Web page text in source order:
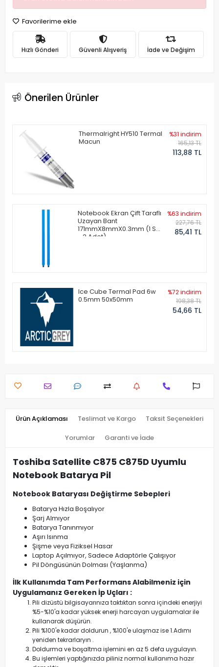
Favorilerime ekle
Hızlı Gönderi Güvenli Alışveriş İade ve Değişim
Önerilen Ürünler
Thermalright HY510 Termal
Macun
%31 indirim
165,13 TL
113,88 TL
Notebook Ekran Çift Taraflı
Uzayan Bant
171mmX8mmX0.3mm (1 Set
- 2 Adet)
%63 indirim
227,76 TL
85,41 TL
Ice Cube Termal Pad 6w
0.5mm 50x50mm
%72 indirim
198,38 TL
54,66 TL
Ürün Açıklaması Teslimat ve Kargo Taksit Seçenekleri
Yorumlar Garanti ve İade
Toshiba Satellite C875 C875D Uyumlu
Notebook Batarya Pil
Notebook Bataryası Değiştirme Sebepleri
Batarya Hızla Boşalıyor
Şarj Almıyor
Batarya Tanınmıyor
Aşırı Isınma
Şişme veya Fiziksel Hasar
Laptop Açılmıyor, Sadece Adaptörle Çalışıyor
Pil Döngüsünün Dolması (Yaşlanma)
İlk Kullanımda Tam Performans Alabilmeniz için
Uygulamanız Gereken İp Uçları :
Pili dizüstü bilgisayarınıza taktıktan sonra içindeki enerjiyi
%5-%10'a kadar yüksek enerji harcayan uygulamalar ile
kullanarak düşürün.
Pili %100'e kadar doldurun , %100'e ulaşmaz ise 1.Adımı
yeniden tekrarlaryın .
Doldurma ve boşaltma işlemini en az 5 defa uygulayın.
Bu işlemleri yaptığınızda piliniz normal kullanıma hazır